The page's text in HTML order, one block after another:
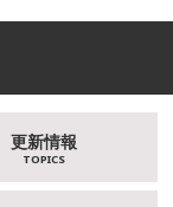
更新情報
TOPICS